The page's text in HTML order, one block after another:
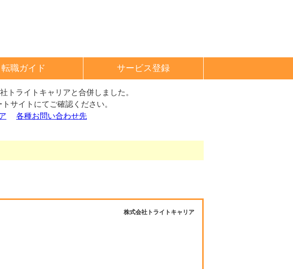
転職ガイド サービス登録
トライトキャリアと合併しました。
サイトにてご確認ください。
各種お問い合わせ先
株式会社トライトキャリア